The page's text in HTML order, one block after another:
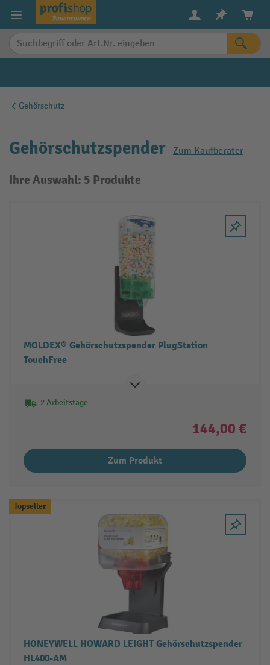
springen
Gehörschutz
Gehörschutzspender Zum Kaufberater
Ihre Auswahl: 5 Produkte
MOLDEX® Gehörschutzspender PlugStation
TouchFree
2 Arbeitstage
144,00 €
Zum Produkt
Topseller
HONEYWELL HOWARD LEIGHT Gehörschutzspender
HL400-AM